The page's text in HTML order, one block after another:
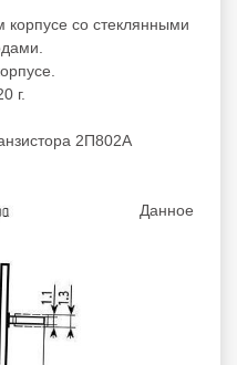
корпусе со стеклянными
г.
2П802А
Данное